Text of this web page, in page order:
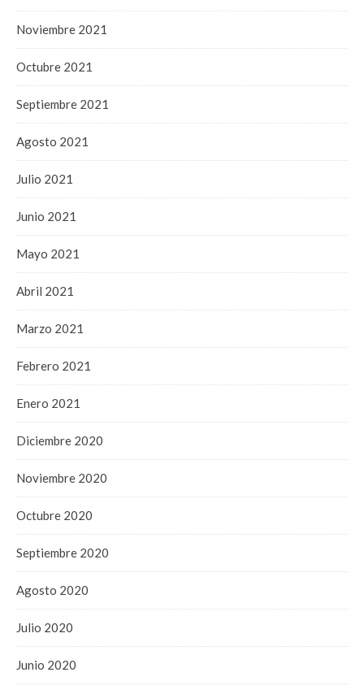
Noviembre 2021
Octubre 2021
Septiembre 2021
Agosto 2021
Julio 2021
Junio 2021
Mayo 2021
Abril 2021
Marzo 2021
Febrero 2021
Enero 2021
Diciembre 2020
Noviembre 2020
Octubre 2020
Septiembre 2020
Agosto 2020
Julio 2020
Junio 2020